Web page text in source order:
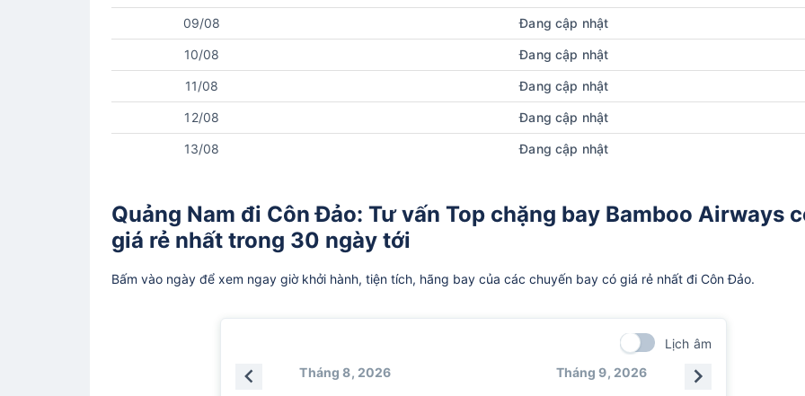
09/08 Đang cập nhật
10/08 Đang cập nhật
11/08 Đang cập nhật
12/08 Đang cập nhật
13/08 Đang cập nhật
Quảng Nam đi Côn Đảo: Tư vấn Top chặng bay Bamboo Airways
giá rẻ nhất trong 30 ngày tới
Bấm vào ngày để xem ngay giờ khởi hành, tiện tích, hãng bay của các chuyến bay có giá rẻ nhất đi Côn Đảo.
Lịch âm
Tháng 8, 2026
Tháng 9, 2026